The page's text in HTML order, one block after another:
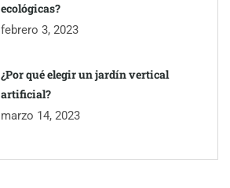
ecológicas?
febrero 3, 2023
¿Por qué elegir un jardín vertical
artificial?
marzo 14, 2023